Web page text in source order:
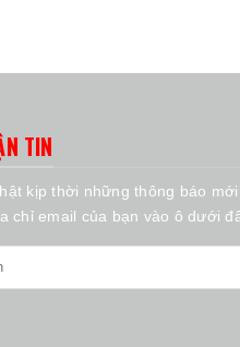
TIN
kịp thời những thông báo mới
chỉ email của bạn vào ô dưới